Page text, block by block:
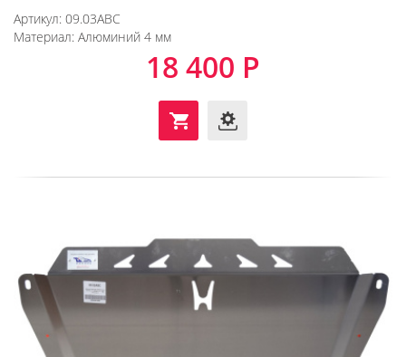
Артикул: 09.03ABC
Материал: Алюминий 4 мм
18 400 Р